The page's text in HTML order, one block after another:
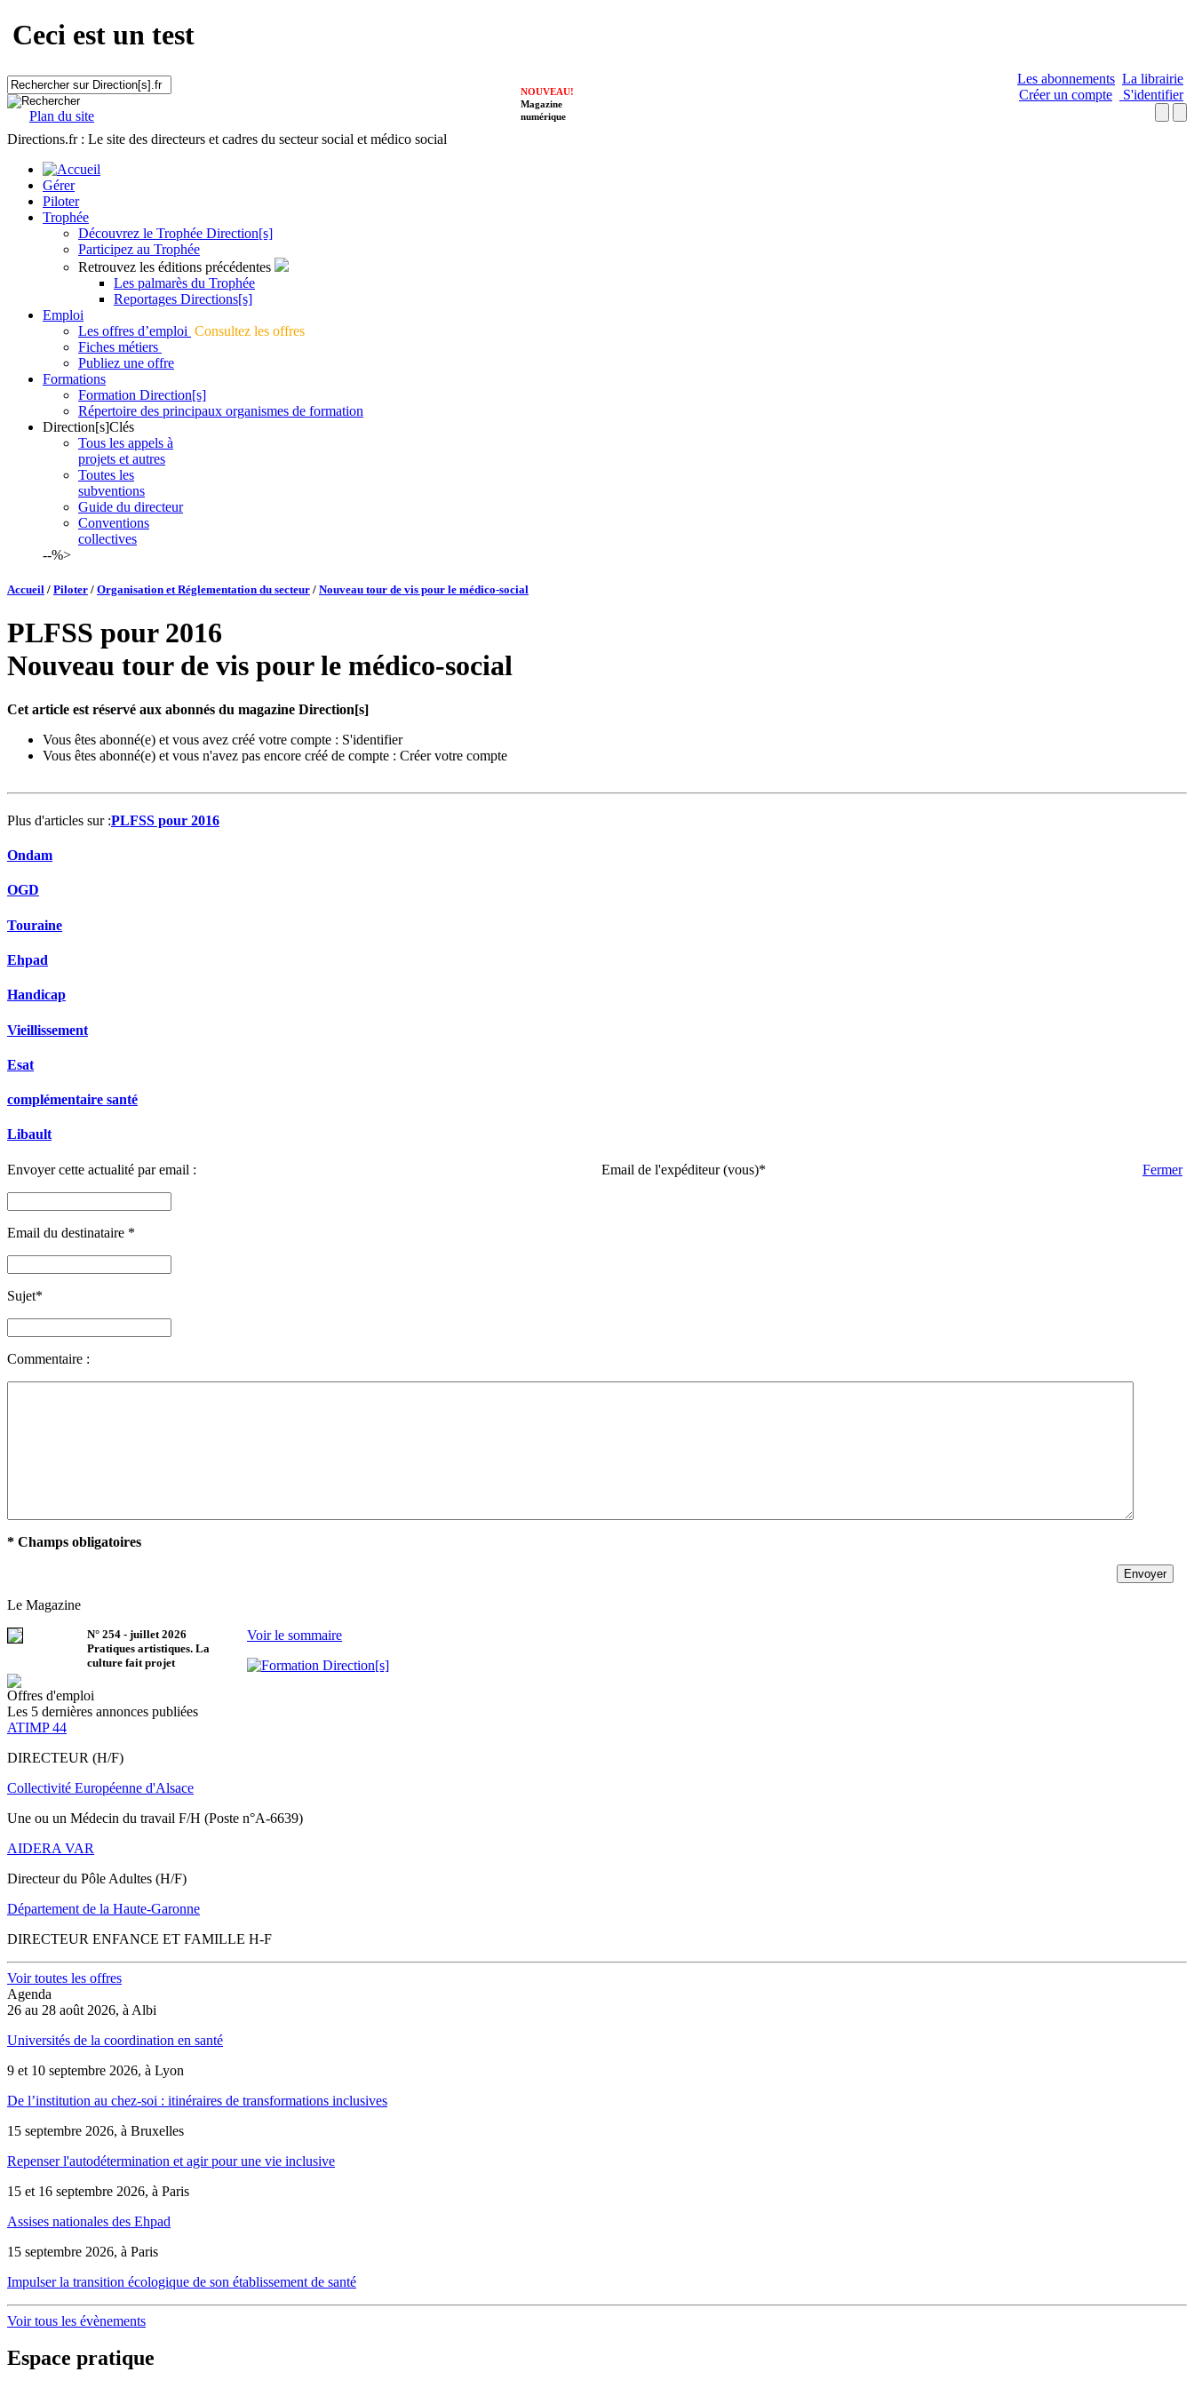
Ceci est un test
Plan du site
Les abonnements La librairie
Créer un compte
S'identifier
NOUVEAU!
Magazine
numérique
Directions.fr : Le site des directeurs et cadres du secteur social et médico social
Gérer
Piloter
Trophée
Découvrez le Trophée Direction[s]
Participez au Trophée
Retrouvez les éditions précédentes
Les palmarès du Trophée
Reportages Directions[s]
Emploi
Les offres d’emploi Consultez les offres
Fiches métiers
Publiez une offre
Formations
Formation Direction[s]
Répertoire des principaux organismes de formation
Direction[s]Clés
Tous les appels à
projets et autres
Toutes les
subventions
Guide du directeur
Conventions
collectives
--%>
Accueil / Piloter / Organisation et Réglementation du secteur / Nouveau tour de vis pour le médico-social
PLFSS pour 2016
Nouveau tour de vis pour le médico-social
Cet article est réservé aux abonnés du magazine Direction[s]
Vous êtes abonné(e) et vous avez créé votre compte : S'identifier
Vous êtes abonné(e) et vous n'avez pas encore créé de compte : Créer votre compte
Plus d'articles sur :PLFSS pour 2016
Ondam
OGD
Touraine
Ehpad
Handicap
Vieillissement
Esat
complémentaire santé
Libault
Envoyer cette actualité par email : Fermer
Email de l'expéditeur (vous)*
Email du destinataire *
Sujet*
Commentaire :
* Champs obligatoires
Le Magazine
N° 254 - juillet 2026
Pratiques artistiques. La
culture fait projet
Voir le sommaire
Offres d'emploi
Les 5 dernières annonces publiées
ATIMP 44
DIRECTEUR (H/F)
Collectivité Européenne d'Alsace
Une ou un Médecin du travail F/H (Poste n°A-6639)
AIDERA VAR
Directeur du Pôle Adultes (H/F)
Département de la Haute-Garonne
DIRECTEUR ENFANCE ET FAMILLE H-F
Voir toutes les offres
Agenda
26 au 28 août 2026, à Albi
Universités de la coordination en santé
9 et 10 septembre 2026, à Lyon
De l’institution au chez-soi : itinéraires de transformations inclusives
15 septembre 2026, à Bruxelles
Repenser l'autodétermination et agir pour une vie inclusive
15 et 16 septembre 2026, à Paris
Assises nationales des Ehpad
15 septembre 2026, à Paris
Impulser la transition écologique de son établissement de santé
Voir tous les évènements
Espace pratique